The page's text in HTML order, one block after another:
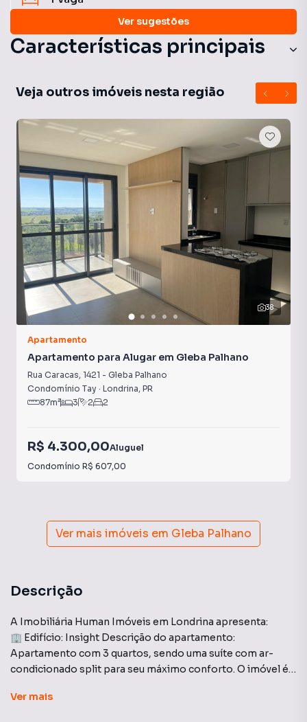
Ver sugestões
Características principais
Portaria 24h
Sala de Academia
Aquecimento a Gás
Veja outros imóveis nesta região
38
Apartamento
Apartamento para Alugar em Gleba Palhano
Rua Caracas, 1421 - Gleba Palhano
Condomínio Tay · Londrina, PR
87m² 3 2 2
R$ 4.300,00Aluguel
Condomínio R$ 607,00
Ver mais imóveis em Gleba Palhano
Descrição
A Imobiliária Human Imóveis em Londrina apresenta:
🏢 Edifício: Insight Descrição do apartamento:
Apartamento com 3 quartos, sendo uma suíte com ar-
condicionado split para seu máximo conforto. O imóvel é
planejados de alta qualidade. Sala com painel para TV e ar
Ver mais